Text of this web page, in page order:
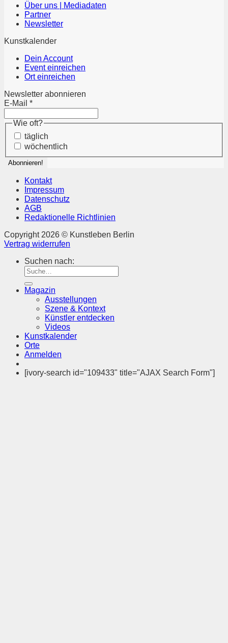
Über uns | Mediadaten
Partner
Newsletter
Kunstkalender
Dein Account
Event einreichen
Ort einreichen
Newsletter abonnieren
E-Mail *
Wie oft?
täglich
wöchentlich
Kontakt
Impressum
Datenschutz
AGB
Redaktionelle Richtlinien
Copyright 2026 © Kunstleben Berlin
Vertrag widerrufen
Suchen nach:
Magazin
Ausstellungen
Szene & Kontext
Künstler entdecken
Videos
Kunstkalender
Orte
Anmelden
[ivory-search id="109433" title="AJAX Search Form"]